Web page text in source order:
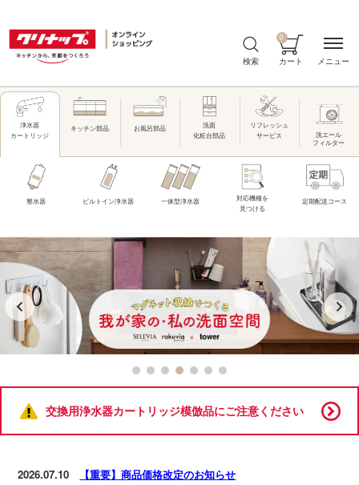
検索 カート
0
浄水器
カートリッジ
キッチン部品 お風呂部品
洗面
化粧台部品
リフレッシュ
サービス
洗エール
フィルター
整水器 ビルトイン浄水器 一体型浄水器
対応機種を
見つける
定期配送コース
交換用浄水器カートリッジ模倣品にご注意ください
2026.07.10
【重要】商品価格改定のお知らせ
メニュー